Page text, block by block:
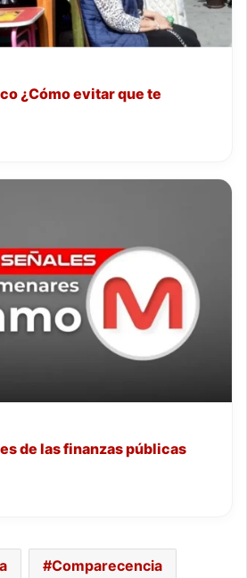
¿Cómo evitar que te
de las finanzas públicas
Comparecencia